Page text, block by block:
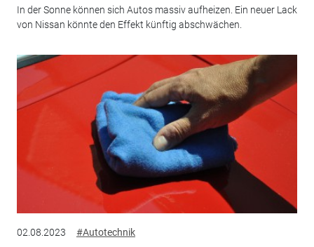
In der Sonne können sich Autos massiv aufheizen. Ein neuer Lack
von Nissan könnte den Effekt künftig abschwächen.
02.08.2023 #Autotechnik